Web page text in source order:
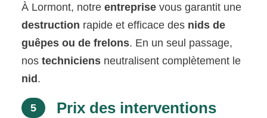
À Lormont, notreentreprise vous garantit une
destruction rapide et efficace des nids de
guêpes ou de frelons. En un seul passage,
nostechniciens neutralisent complètement le
nid.
5 Prix des interventions